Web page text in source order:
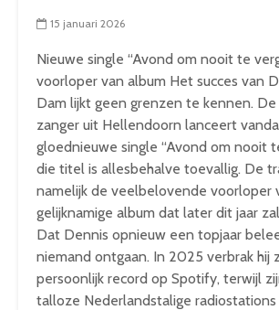
15 januari 2026
Nieuwe single “Avond om nooit te
voorloper van album Het succes van
Dam lijkt geen grenzen te kennen. De
zanger uit Hellendoorn lanceert
gloednieuwe single “Avond om nooit
die titel is allesbehalve toevallig. De
namelijk de veelbelovende voorloper
gelijknamige album dat later dit jaar
Dat Dennis opnieuw een topjaar
niemand ontgaan. In 2025 verbrak hij
persoonlijk record op Spotify, terwijl
talloze Nederlandstalige radiostations